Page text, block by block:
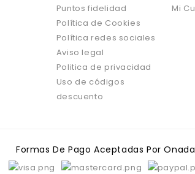
Puntos fidelidad
Política de Cookies
Política redes sociales
Aviso legal
Politica de privacidad
Uso de códigos
descuento
Mi
Formas De Pago Aceptadas Por